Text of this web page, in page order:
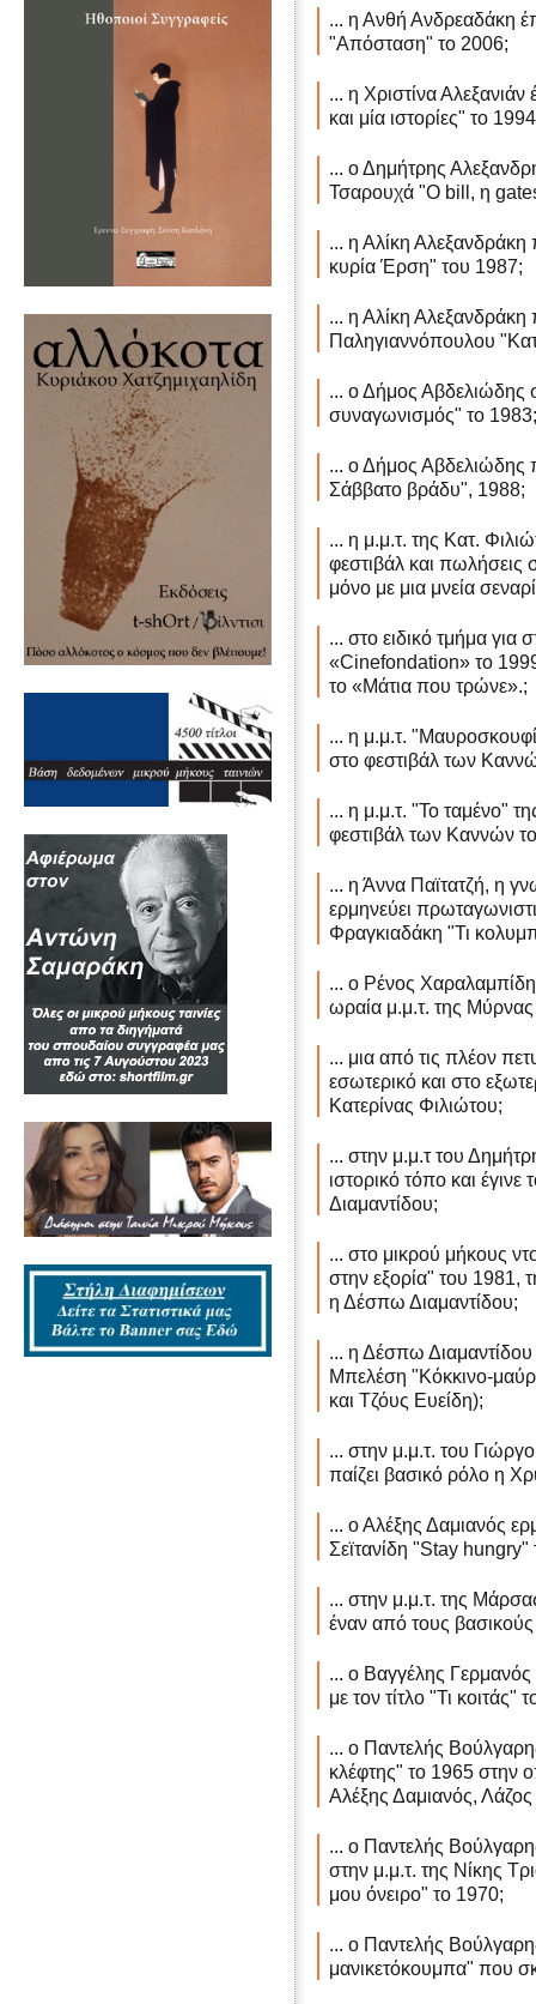
... η Ανθή Ανδρεαδάκη
"Απόσταση" το 2006;
... η Χριστίνα
και μία ιστορίες" το
... ο Δημήτρης
Τσαρουχά "Ο bill, η
... η Αλίκη Αλεξανδράκη
κυρία Έρση" του 1987;
... η Αλίκη Αλεξανδράκη
Παληγιαννόπουλου
... ο Δήμος Αβδελιώδης
συναγωνισμός" το 1983;
... ο Δήμος Αβδελιώδης
Σάββατο βράδυ", 1988;
... η μ.μ.τ. της Κατ.
φεστιβάλ και πωλήσεις
μόνο με μια μνεία
... στο ειδικό τμήμα για
«Cinefοndation» το
το «Μάτια που τρώνε».;
... η μ.μ.τ.
στο φεστιβάλ των
... η μ.μ.τ. "Το ταμένο"
φεστιβάλ των Καννών
... η Άννα Παϊτατζή, η
ερμηνεύει
Φραγκιαδάκη "Τι
... ο Ρένος
ωραία μ.μ.τ. της
... μια από τις πλέον
εσωτερικό και στο
Κατερίνας Φιλιώτου;
... στην μ.μ.τ του
ιστορικό τόπο και
Διαμαντίδου;
... στο μικρού μήκους
στην εξορία" του 1981,
η Δέσπω Διαμαντίδου;
... η Δέσπω Διαμαντίδου
Μπελέση "Κόκκινο-
και Τζόυς Ευείδη);
... στην μ.μ.τ. του
παίζει βασικό ρόλο η
... ο Αλέξης Δαμιανός
Σεϊτανίδη "Stay hungry"
... στην μ.μ.τ. της
έναν από τους
... ο Βαγγέλης
με τον τίτλο "Τι κοιτάς"
... ο Παντελής
κλέφτης" το 1965 στην
Αλέξης Δαμιανός,
... ο Παντελής
στην μ.μ.τ. της Νίκης
μου όνειρο" το 1970;
... ο Παντελής
μανικετόκουμπα" που